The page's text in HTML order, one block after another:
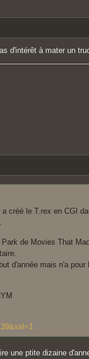
d'intérêt à mater un
créé le T.rex en CGI
de Movies That
d'année mais n'a
une ptite dizaine